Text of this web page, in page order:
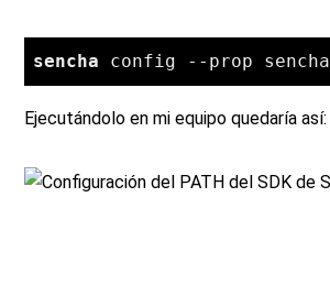
sencha config -- prop sencha
Ejecutándolo en mi equipo quedaría así: